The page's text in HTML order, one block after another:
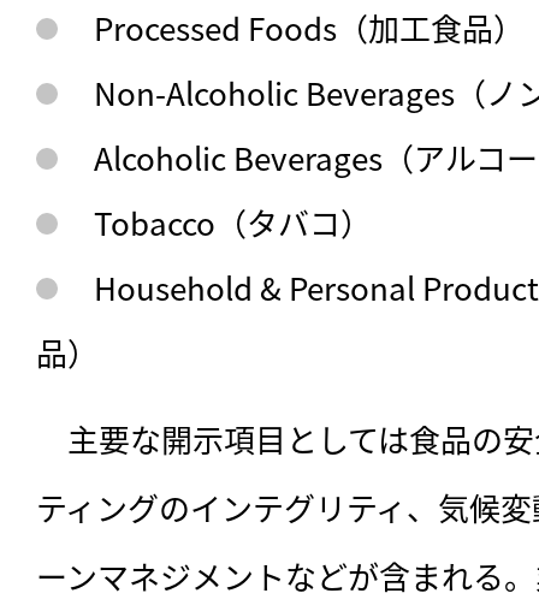
Processed Foods（加工食品）
Non-Alcoholic Beverages（ノ
Alcoholic Beverages（アルコ
Tobacco（タバコ）
Household & Personal
品）
主要な開示項目としては食品の
ティングのインテグリティ、気候
ーンマネジメントなどが含まれる